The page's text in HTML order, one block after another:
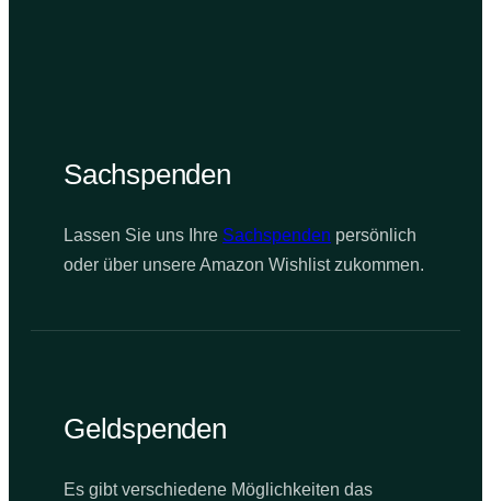
Sachspenden
Lassen Sie uns Ihre Sachspenden persönlich
oder über unsere Amazon Wishlist zukommen.
Geldspenden
Es gibt verschiedene Möglichkeiten das